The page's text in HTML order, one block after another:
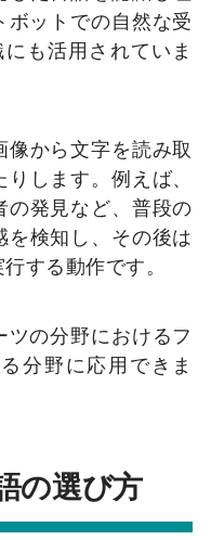
ットでの自然な受
も活用されていま
から文字を読み取
します。例えば、
の発見など、普段の
を検知し、その後は
する動作です。
の分野におけるフ
分野に応用できま
の選び方